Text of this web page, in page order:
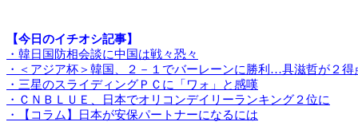
【今日のイチオシ記事】
・韓日国防相会談に中国は戦々恐々
・＜アジア杯＞韓国、２－１でバーレーンに勝利…具滋哲が２得
・三星のスライディングＰＣに「ワォ」と感嘆
・ＣＮＢＬＵＥ、日本でオリコンデイリーランキング２位に
・【コラム】日本が安保パートナーになるには